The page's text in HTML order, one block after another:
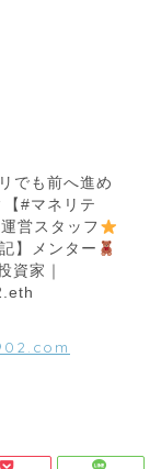
でも前へ進め
#マネリテ
営スタッフ
】メンター
資家｜